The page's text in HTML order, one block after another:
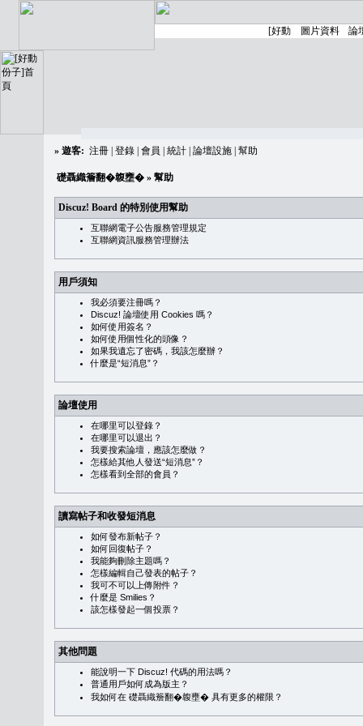
» 遊客: 注冊 登錄 會員 統計 論壇設施 幫助
礎聶織簷翻�䪖壅� » 幫助
Discuz! Board 的特別使用幫助
互聯網電子公告服務管理規定
互聯網資訊服務管理辦法
用戶須知
我必須要注冊嗎？
Discuz! 論壇使用 Cookies 嗎？
如何使用簽名？
如何使用個性化的頭像？
如果我遺忘了密碼，我該怎麼辦？
什麼是“短消息”？
論壇使用
在哪里可以登錄？
在哪里可以退出？
我要搜索論壇，應該怎麼做？
怎樣給其他人發送“短消息”？
怎樣看到全部的會員？
讀寫帖子和收發短消息
如何發布新帖子？
如何回復帖子？
我能夠刪除主題嗎？
怎樣編輯自己發表的帖子？
我可不可以上傳附件？
什麼是 Smilies？
該怎樣發起一個投票？
其他問題
能說明一下 Discuz! 代碼的用法嗎？
普通用戶如何成為版主？
我如何在 礎聶織簷翻�䪖壅� 具有更多的權限？